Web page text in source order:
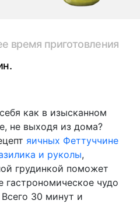
время приготовления
как в изысканном
не выходя из дома?
яичных Феттуччине
и руколы,
грудинкой поможет
гастрономическое чудо
30 минут и